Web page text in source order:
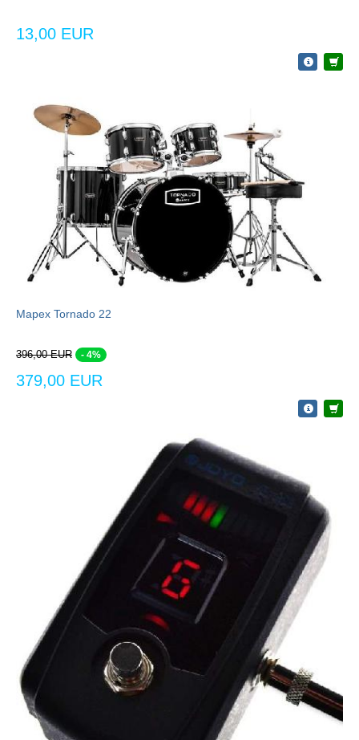
13,00 EUR
Mapex Tornado 22
396,00 EUR - 4%
379,00 EUR